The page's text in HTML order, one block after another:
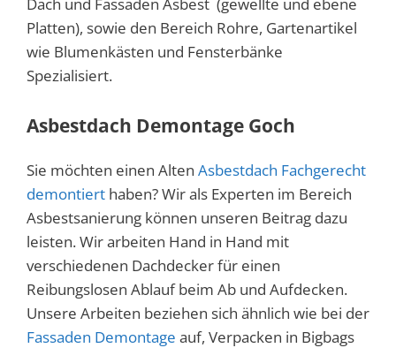
Dach und Fassaden Asbest (gewellte und ebene
Platten), sowie den Bereich Rohre, Gartenartikel
wie Blumenkästen und Fensterbänke
Spezialisiert.
Asbestdach Demontage Goch
Sie möchten einen Alten Asbestdach Fachgerecht
demontiert haben? Wir als Experten im Bereich
Asbestsanierung können unseren Beitrag dazu
leisten. Wir arbeiten Hand in Hand mit
verschiedenen Dachdecker für einen
Reibungslosen Ablauf beim Ab und Aufdecken.
Unsere Arbeiten beziehen sich ähnlich wie bei der
Fassaden Demontage auf, Verpacken in Bigbags